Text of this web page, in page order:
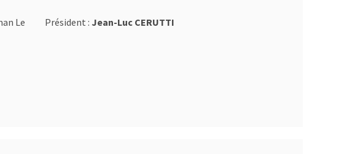
Le
Président : Jean-Luc CERUTTI